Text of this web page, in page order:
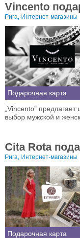
Vincento
Рига, Интернет-магазины
Подарочная карта
„Vincento”
выбор мужской и
Cita Rota
Рига, Интернет-магазины
Подарочная карта